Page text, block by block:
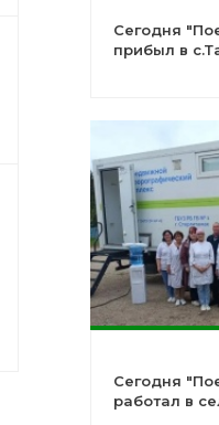
Сегодня
прибыл в
Сегодня
работал в